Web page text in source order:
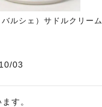
ルシェ）サドルクリーム
03
す。